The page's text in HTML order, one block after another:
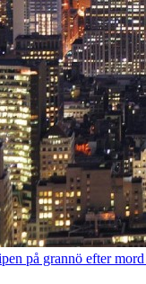
på grannö efter